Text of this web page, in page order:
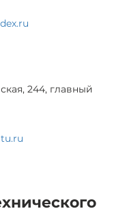
244, главный